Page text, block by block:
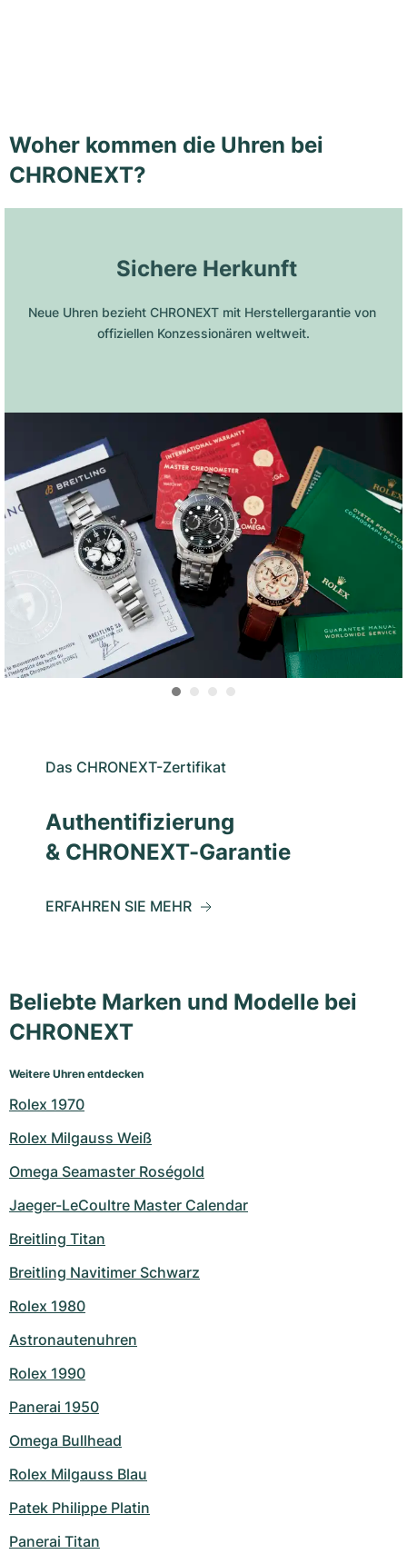
Woher kommen die Uhren bei
CHRONEXT?
Sichere Herkunft
Neue Uhren bezieht CHRONEXT mit Herstellergarantie von
offiziellen Konzessionären weltweit.
Das CHRONEXT-Zertifikat
Authentifizierung
& CHRONEXT-Garantie
ERFAHREN SIE MEHR
Beliebte Marken und Modelle bei
CHRONEXT
Weitere Uhren entdecken
Rolex 1970
Rolex Milgauss Weiß
Omega Seamaster Roségold
Jaeger-LeCoultre Master Calendar
Breitling Titan
Breitling Navitimer Schwarz
Rolex 1980
Astronautenuhren
Rolex 1990
Panerai 1950
Omega Bullhead
Rolex Milgauss Blau
Patek Philippe Platin
Panerai Titan